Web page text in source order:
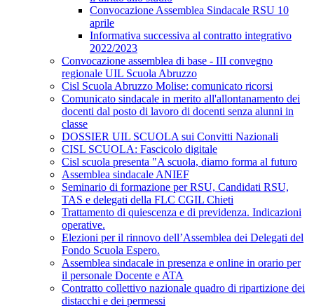
Convocazione Assemblea Sindacale RSU 10
aprile
Informativa successiva al contratto integrativo
2022/2023
Convocazione assemblea di base - III convegno
regionale UIL Scuola Abruzzo
Cisl Scuola Abruzzo Molise: comunicato ricorsi
Comunicato sindacale in merito all'allontanamento dei
docenti dal posto di lavoro di docenti senza alunni in
classe
DOSSIER UIL SCUOLA sui Convitti Nazionali
CISL SCUOLA: Fascicolo digitale
Cisl scuola presenta "A scuola, diamo forma al futuro
Assemblea sindacale ANIEF
Seminario di formazione per RSU, Candidati RSU,
TAS e delegati della FLC CGIL Chieti
Trattamento di quiescenza e di previdenza. Indicazioni
operative.
Elezioni per il rinnovo dell’Assemblea dei Delegati del
Fondo Scuola Espero.
Assemblea sindacale in presenza e online in orario per
il personale Docente e ATA
Contratto collettivo nazionale quadro di ripartizione dei
distacchi e dei permessi